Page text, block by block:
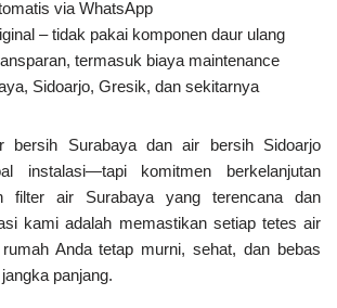
via WhatsApp
– tidak pakai komponen daur ulang
, termasuk biaya maintenance
Sidoarjo, Gresik, dan sekitarnya
bersih Surabaya dan air bersih Sidoarjo
instalasi—tapi komitmen berkelanjutan
filter air Surabaya yang terencana dan
kami adalah memastikan setiap tetes air
Anda tetap murni, sehat, dan bebas
panjang.